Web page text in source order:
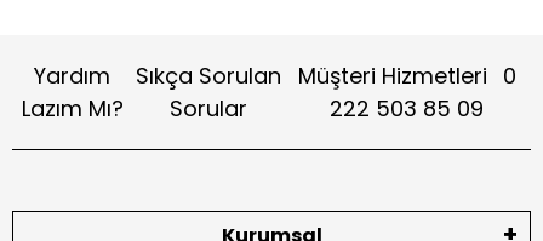
Yardım
Lazım Mı?
Sıkça Sorulan
Sorular
Müşteri Hizmetleri 0
222 503 85 09